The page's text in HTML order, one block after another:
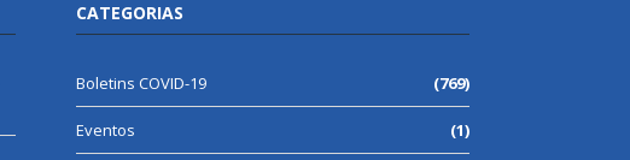
CATEGORIAS
Boletins COVID-19 (769)
Eventos (1)